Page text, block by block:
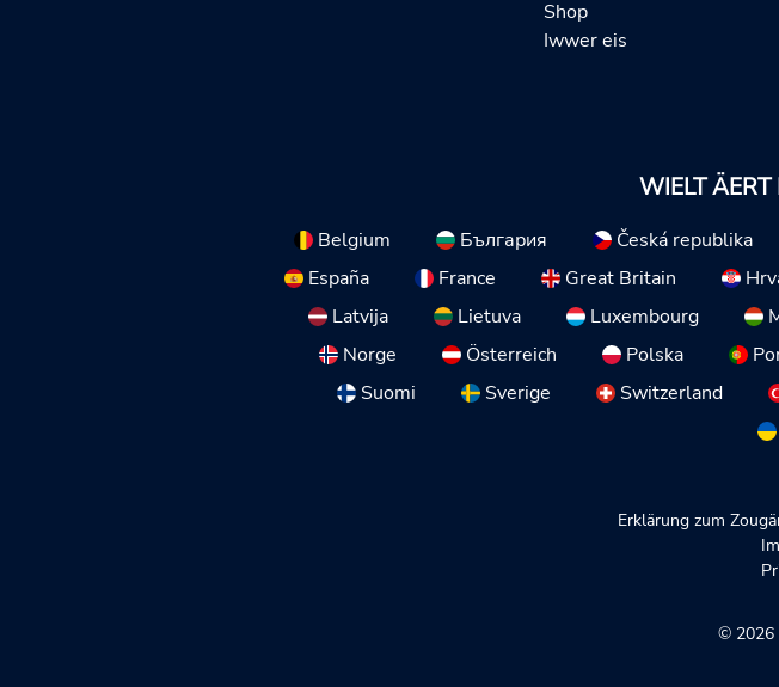
Shop
Iwwer eis
WIELT
Belgium България Česká republika
España
France Great Britain
Latvija
Lietuva Luxembourg
Norge
Österreich Polska
Suomi
Sverige Switzerland
Erklärung zum
© 2026